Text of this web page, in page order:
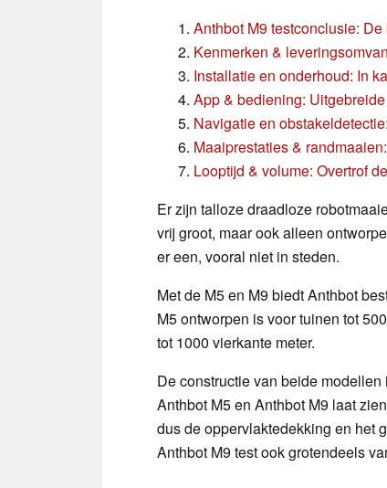
Anthbot M9 testconclusie:
Kenmerken &
Installatie en onderhoud: In
App & bediening:
Navigatie en
Maaiprestaties &
Looptijd & volume: Overtrof
Er zijn talloze draadloze
vrij groot, maar ook alleen
er een, vooral niet in steden.
Met de M5 en M9 biedt Anthbot
M5 ontworpen is voor tuinen tot
tot 1000 vierkante meter.
De constructie van beide
Anthbot M5 en Anthbot M9 laat
dus de oppervlaktedekking en het
Anthbot M9 test ook grotendeels